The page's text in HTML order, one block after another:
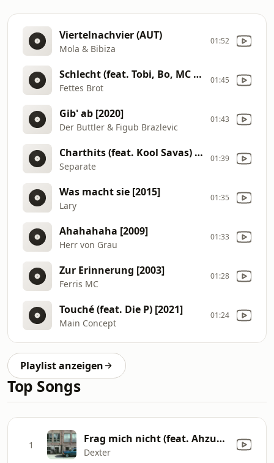
Viertelnachvier (AUT)
Mola & Bibiza
01:52
Schlecht (feat. Tobi, Bo, MC Rene, Mighty & Oma Lutz) [1994]
Fettes Brot
01:45
Gib' ab [2020]
Der Buttler & Figub Brazlevic
01:43
Charthits (feat. Kool Savas) [2003]
Separate
01:39
Was macht sie [2015]
Lary
01:35
Ahahahaha [2009]
Herr von Grau
01:33
Zur Erinnerung [2003]
Ferris MC
01:28
Touché (feat. Die P) [2021]
Main Concept
01:24
Playlist anzeigen
Top Songs
1 Frag mich nicht (feat. Ahzumjot & Hunney Pimp) [Fid Mella Remix]
Dexter